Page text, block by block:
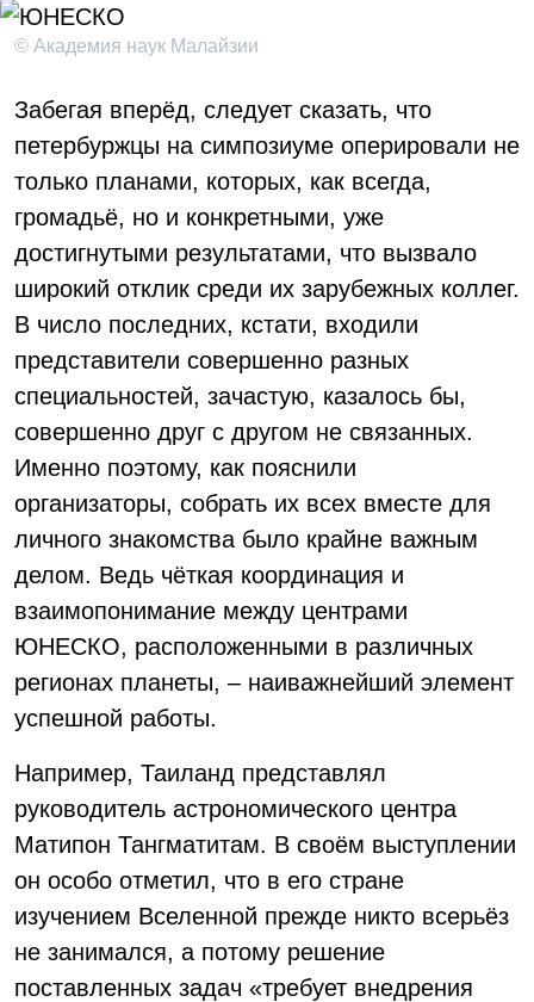
© Академия наук Малайзии
Забегая вперёд, следует сказать, что
петербуржцы на симпозиуме оперировали не
только планами, которых, как всегда,
громадьё, но и конкретными, уже
достигнутыми результатами, что вызвало
широкий отклик среди их зарубежных коллег.
В число последних, кстати, входили
представители совершенно разных
специальностей, зачастую, казалось бы,
совершенно друг с другом не связанных.
Именно поэтому, как пояснили
организаторы, собрать их всех вместе для
личного знакомства было крайне важным
делом. Ведь чёткая координация и
взаимопонимание между центрами
ЮНЕСКО, расположенными в различных
регионах планеты, – наиважнейший элемент
успешной работы.
Например, Таиланд представлял
руководитель астрономического центра
Матипон Тангматитам. В своём выступлении
он особо отметил, что в его стране
изучением Вселенной прежде никто всерьёз
не занимался, а потому решение
поставленных задач «требует внедрения